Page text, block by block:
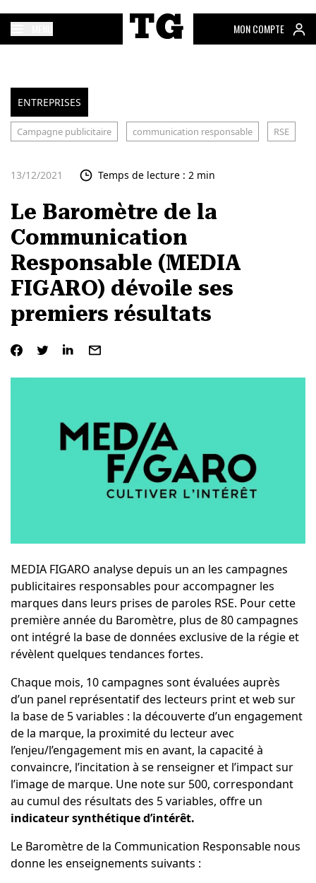
MON COMPTE
ENTREPRISES
Campagne publicitaire communication responsable RSE
13/12/2021 Temps de lecture : 2 min
Le Baromètre de la
Communication
Responsable (MEDIA
FIGARO) dévoile ses
premiers résultats
MEDIA FIGARO analyse depuis un an les campagnes
publicitaires responsables pour accompagner les
marques dans leurs prises de paroles RSE. Pour cette
première année du Baromètre, plus de 80 campagnes
ont intégré la base de données exclusive de la régie et
révèlent quelques tendances fortes.
Chaque mois, 10 campagnes sont évaluées auprès
d’un panel représentatif des lecteurs print et web sur
la base de 5 variables : la découverte d’un engagement
de la marque, la proximité du lecteur avec
l’enjeu/l’engagement mis en avant, la capacité à
convaincre, l’incitation à se renseigner et l’impact sur
l’image de marque. Une note sur 500, correspondant
au cumul des résultats des 5 variables, offre un
indicateur synthétique d’intérêt.
Le Baromètre de la Communication Responsable nous
donne les enseignements suivants :